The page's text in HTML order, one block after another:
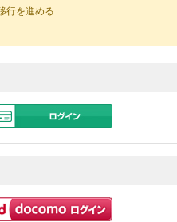
行を進める